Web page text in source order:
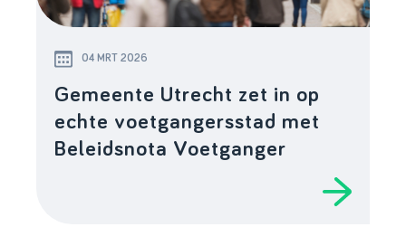
04 MRT 2026
Gemeente Utrecht zet in op
echte voetgangersstad met
Beleidsnota Voetganger